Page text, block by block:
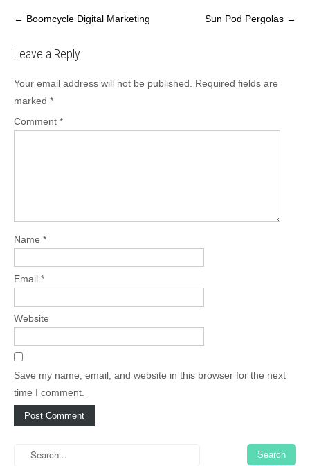
e
o
o
k
o
d
o
n
e
← Boomcycle Digital Marketing Sun Pod Pergolas →
Leave a Reply
Your email address will not be published.
Required fields are
marked *
Comment *
Name *
Email *
Website
Save my name, email, and website in this browser for the next
time I comment.